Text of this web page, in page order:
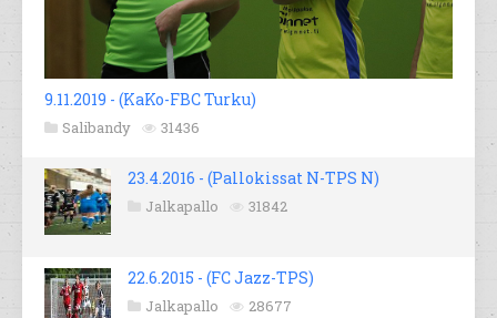
9.11.2019 - (KaKo-FBC Turku)
Salibandy 31436
23.4.2016 - (Pallokissat N-TPS N)
Jalkapallo 31842
22.6.2015 - (FC Jazz-TPS)
Jalkapallo 28677